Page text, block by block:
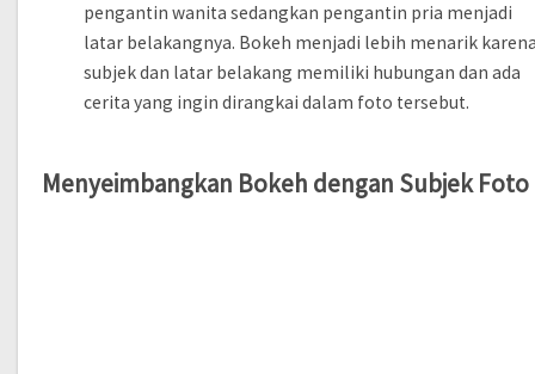
pengantin wanita sedangkan pengantin pria menjadi
latar belakangnya. Bokeh menjadi lebih menarik
subjek dan latar belakang memiliki hubungan dan ada
cerita yang ingin dirangkai dalam foto tersebut.
Menyeimbangkan Bokeh dengan Subjek Foto